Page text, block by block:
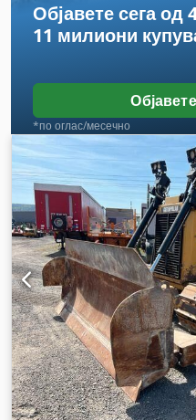
Објавете сега од
11 милиони
*по оглас/месечно